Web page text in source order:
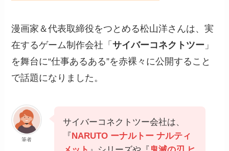
漫画家＆代表取締役をつとめる松山洋さんは、実
在するゲーム制作会社「サイバーコネクトツー 」
を舞台に“仕事あるある”を赤裸々に公開すること
で話題になりました。
筆者
サイバーコネクトツー会社は、
『 NARUTO ーナルトー ナルティ